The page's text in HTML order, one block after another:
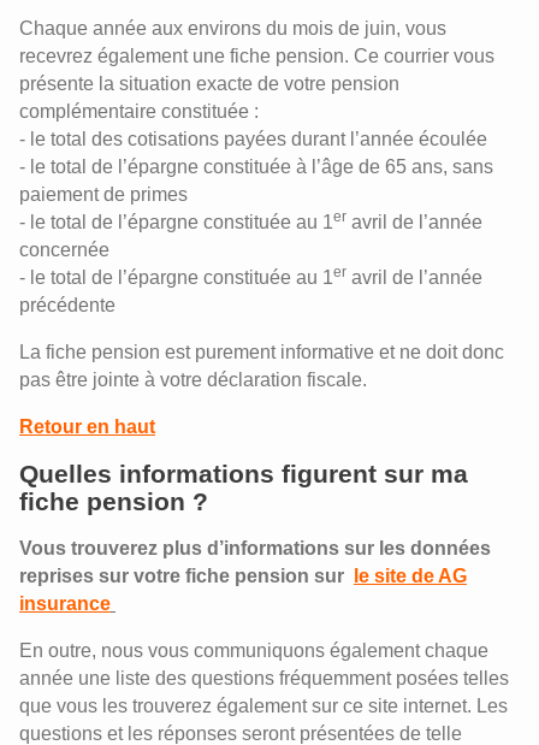
Chaque année aux environs du mois de juin, vous
recevrez également une fiche pension. Ce courrier vous
présente la situation exacte de votre pension
complémentaire constituée :
- le total des cotisations payées durant l’année écoulée
- le total de l’épargne constituée à l’âge de 65 ans, sans
paiement de primes
- le total de l’épargne constituée au 1er avril de l’année
concernée
- le total de l’épargne constituée au 1er avril de l’année
précédente
La fiche pension est purement informative et ne doit donc
pas être jointe à votre déclaration fiscale.
Retour en haut
Quelles informations figurent sur ma
fiche pension ?
Vous trouverez plus d’informations sur les données
reprises sur votre fiche pension sur
le site de AG
insurance
En outre, nous vous communiquons également chaque
année une liste des questions fréquemment posées telles
que vous les trouverez également sur ce site internet. Les
questions et les réponses seront présentées de telle